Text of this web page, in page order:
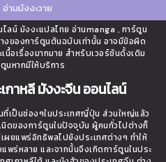
อ่านมังงะวาย
ลน์ มังงะแปลไทย อ่านmanga , การ์ตูน
งของการ์ตูนต้นฉบับเท่านั้น อาจมีข้อผิด
นื้อเรื่องมากมาย สำหรับเวอร์ชันดั้งเดิม
นหากมีให้บริการ
าหลี มังงะจีน ออนไลน์
ที่เป็นช่องๆในประเทศญี่ปุ่น ส่วนใหญ่แล้ว
นิดของการ์ตูนในปัจจุบัน ผู้คนทั่วไปต่างก็
ผยแพร่อิทธิพลไปยังประเทศต่างๆ ทำให้
พร่หลาย และจากนั้นจึงเกิดการ์ตูนในประ